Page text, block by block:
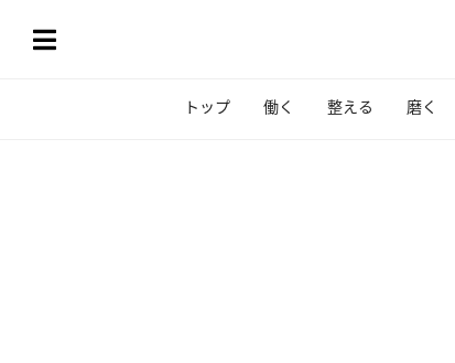
トップ 働く 整える 磨く